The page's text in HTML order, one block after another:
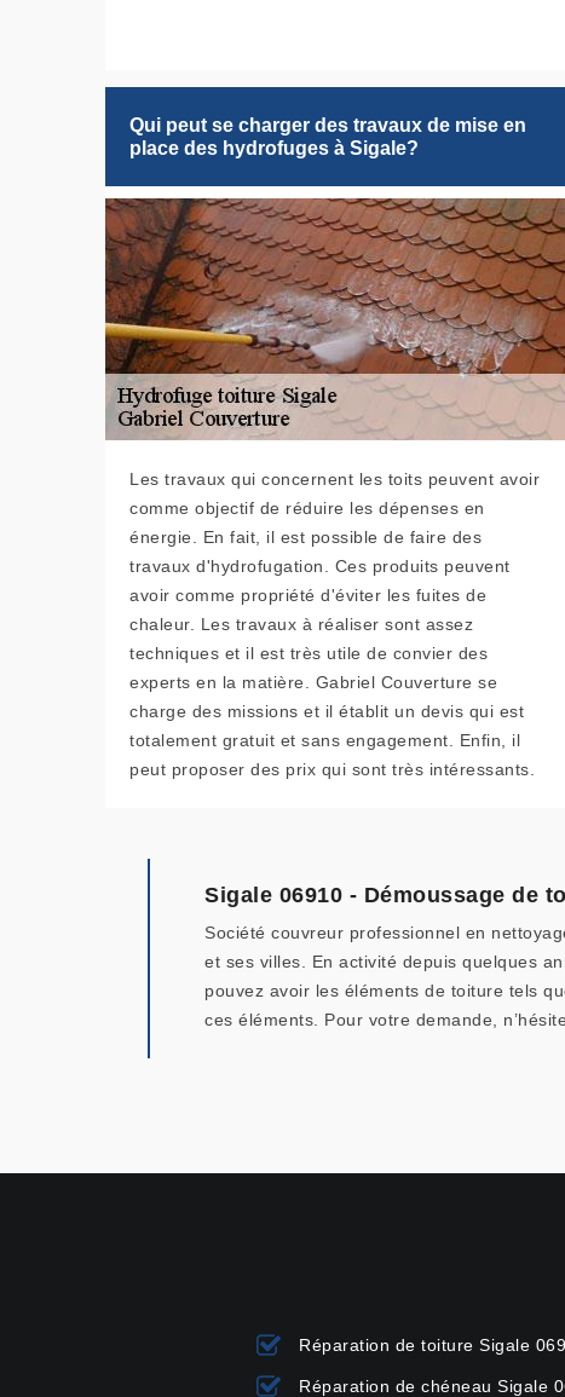
Qui peut se charger des travaux de mise en
place des hydrofuges à Sigale?
Les travaux qui concernent les toits peuvent avoir
comme objectif de réduire les dépenses en
énergie. En fait, il est possible de faire des
travaux d'hydrofugation. Ces produits peuvent
avoir comme propriété d'éviter les fuites de
chaleur. Les travaux à réaliser sont assez
techniques et il est très utile de convier des
experts en la matière. Gabriel Couverture se
charge des missions et il établit un devis qui est
totalement gratuit et sans engagement. Enfin, il
peut proposer des prix qui sont très intéressants.
Sigale 06910 - Démoussage de
Société couvreur professionnel en
et ses villes. En activité depuis quelques
pouvez avoir les éléments de toiture tels
ces éléments. Pour votre demande,
Réparation de toiture Sigale
Réparation de chéneau Sigale